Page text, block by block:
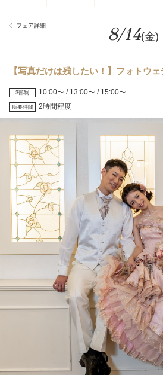
フェア詳細 8/14(金)
【写真だけは残したい！】フォトウ
3部制 10:00〜 / 13:00〜 / 15:00〜
所要時間 2時間程度